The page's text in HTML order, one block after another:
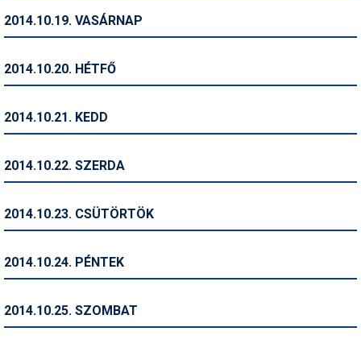
Snowboard
Szakértők
Telemark
Történelem
2014.10.19. VASÁRNAP
2014.10.20. HÉTFŐ
2014.10.21. KEDD
2014.10.22. SZERDA
2014.10.23. CSÜTÖRTÖK
2014.10.24. PÉNTEK
2014.10.25. SZOMBAT